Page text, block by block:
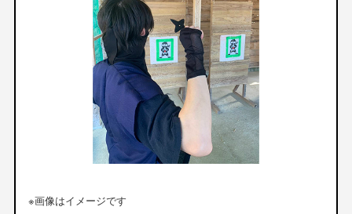
※画像はイメージです